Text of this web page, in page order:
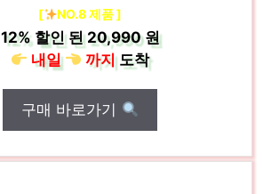
[ NO.8 제품 ]
12%할인 된20,990 원
내일
까지도착
구매 바로가기